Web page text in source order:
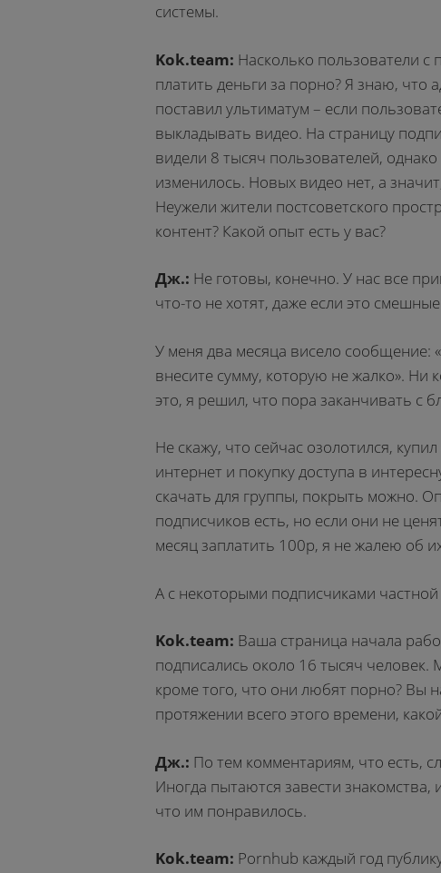
системы.
Kok.team: Насколько пользователи с
платить деньги за порно? Я знаю, что
поставил ультиматум – если
выкладывать видео. На страницу
видели 8 тысяч пользователей,
изменилось. Новых видео нет, а
Неужели жители постсоветского
контент? Какой опыт есть у вас?
Дж.: Не готовы, конечно. У нас все
что-то не хотят, даже если это
У меня два месяца висело сообщение:
внесите сумму, которую не жалко». Ни
это, я решил, что пора заканчивать с
Не скажу, что сейчас озолотился,
интернет и покупку доступа в
скачать для группы, покрыть можно.
подписчиков есть, но если они не
месяц заплатить 100р, я не жалею об
А с некоторыми подписчиками
Kok.team: Ваша страница начала
подписались около 16 тысяч человек.
кроме того, что они любят порно? Вы
протяжении всего этого времени,
Дж.: По тем комментариям, что есть,
Иногда пытаются завести
что им понравилось.
Kok.team: Pornhub каждый год